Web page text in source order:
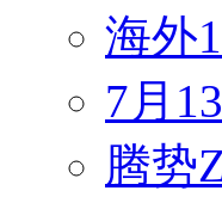
海外
7月
腾势